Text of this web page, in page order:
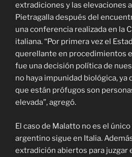
extradiciones y las elevaciones
Pietragalla después del
una conferencia realizada en la
italiana. “Por primera vez el
querellante en procedimientos
fue una decisión política de
no haya impunidad biológica, ya
que están prófugos son
elevada”, agregó.
El caso de Malatto no es el
argentino sigue en Italia.
extradición abiertos para juzgar